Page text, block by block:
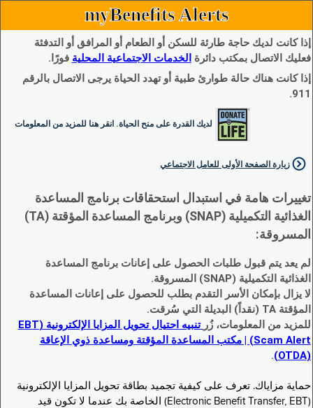
myBenefits Alerts
إذا كانت لديك حاجة طارئة للسكن أو الطعام أو المرافق أو التدفئة
فعليك الاتصال بمكتب دائرة الخدمات الاجتماعية المحلية فورًا.
إذا كانت هناك حالة طوارئ طبية أو تهدد الحياة يرجى الاتصال بالرقم
911.
لديك القدرة على منح الحياة. انقر هنا للمزيد من المعلومات
زيارة الصفحة الأولى للعامل الاجتماعي
تغييرات هامة في استبدال استحقاقات برنامج المساعدة
الغذائية التكميلية (SNAP) وبرنامج المساعدة المؤقتة (TA)
المسروقة:
لم يعد يتم قبول طلبات الحصول على إعانات برنامج المساعدة
الغذائية التكميلية (SNAP) المسروقة.
لا يزال بإمكان الأسر التقدم بطلب للحصول على إعانات المساعدة
المؤقتة TA (نقداً) البديلة التي سُرقت.
للمزيد من المعلومات، زُر
تنبيه احتيال تحويل المزايا الإلكترونية (EBT
Scam Alert) | مكتب المساعدة المؤقتة ومساعدة ذوي الإعاقة
(OTDA)
.
حماية مزاياك. تعرف على كيفية تجميد بطاقة تحويل المزايا الإلكترونية
(Electronic Benefit Transfer, EBT) الخاصة بك عندما لا تكون قيد